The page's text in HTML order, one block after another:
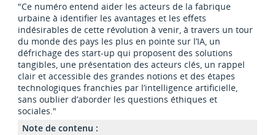
"Ce numéro entend aider les acteurs de la fabrique
urbaine à identifier les avantages et les effets
indésirables de cette révolution à venir, à travers un tour
du monde des pays les plus en pointe sur l’IA, un
défrichage des start-up qui proposent des solutions
tangibles, une présentation des acteurs clés, un rappel
clair et accessible des grandes notions et des étapes
technologiques franchies par l’intelligence artificielle,
sans oublier d’aborder les questions éthiques et
sociales."
Note de contenu :